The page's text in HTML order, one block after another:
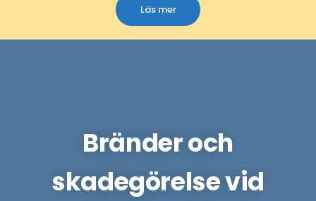
Läs mer
Bränder och
skadegörelse vid